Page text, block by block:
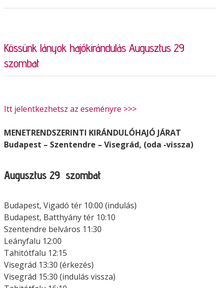
Kössünk lányok hajókirándulás Augusztus 29
szombat
Itt jelentkezhetsz az eseményre >>>
MENETRENDSZERINTI KIRÁNDULÓHAJÓ JÁRAT
Budapest – Szentendre – Visegrád, (oda -vissza)
Augusztus 29 szombat
Budapest, Vigadó tér 10:00 (indulás)
Budapest, Batthyány tér 10:10
Szentendre belváros 11:30
Leányfalu 12:00
Tahitótfalu 12:15
Visegrád 13:30 (érkezés)
Visegrád 15:30 (indulás vissza)